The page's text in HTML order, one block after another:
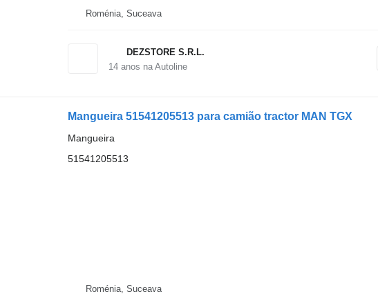
Roménia, Suceava
DEZSTORE S.R.L.
14anos na Autoline
Mangueira 51541205513 para camião tractor MAN TGX
Mangueira
51541205513
Roménia, Suceava